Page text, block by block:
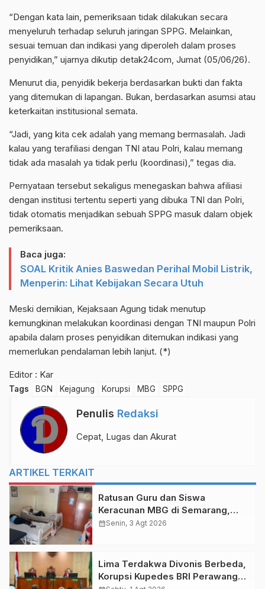
“Dengan kata lain, pemeriksaan tidak dilakukan secara
menyeluruh terhadap seluruh jaringan SPPG. Melainkan,
sesuai temuan dan indikasi yang diperoleh dalam proses
penyidikan,” ujarnya dikutip detak24com, Jumat (05/06/26).
Menurut dia, penyidik bekerja berdasarkan bukti dan fakta
yang ditemukan di lapangan. Bukan, berdasarkan asumsi atau
keterkaitan institusional semata.
“Jadi, yang kita cek adalah yang memang bermasalah. Jadi
kalau yang terafiliasi dengan TNI atau Polri, kalau memang
tidak ada masalah ya tidak perlu (koordinasi),” tegas dia.
Pernyataan tersebut sekaligus menegaskan bahwa afiliasi
dengan institusi tertentu seperti yang dibuka TNI dan Polri,
tidak otomatis menjadikan sebuah SPPG masuk dalam objek
pemeriksaan.
Baca juga:
SOAL Kritik Anies Baswedan Perihal Mobil Listrik,
Menperin: Lihat Kebijakan Secara Utuh
Meski demikian, Kejaksaan Agung tidak menutup
kemungkinan melakukan koordinasi dengan TNI maupun Polri
apabila dalam proses penyidikan ditemukan indikasi yang
memerlukan pendalaman lebih lanjut. (*)
Editor : Kar
Tags BGN Kejagung Korupsi MBG SPPG
Penulis Redaksi
Cepat, Lugas dan Akurat
ARTIKEL TERKAIT
Ratusan Guru dan Siswa
Keracunan MBG di Semarang,
Dapur SPPG Dihentikan
calendar_monthSenin, 3 Agt 2026
Lima Terdakwa Divonis Berbeda,
Korupsi Kupedes BRI Perawang